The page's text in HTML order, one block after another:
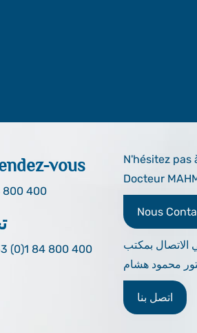
vous
800 400
(0)1 84 800 400
N'hésitez pas
Docteur
Nous
الاتصال بمكتب
محمود هشام
اتصل بنا